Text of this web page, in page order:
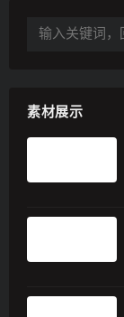
素材展示